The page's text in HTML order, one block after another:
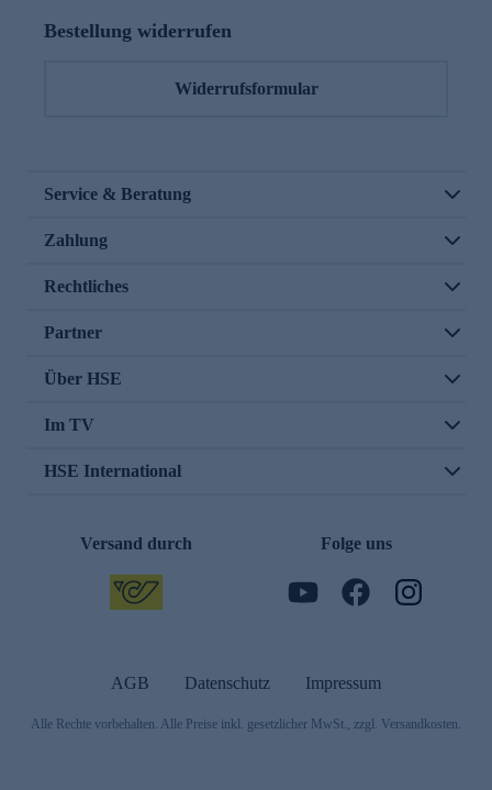
Bestellung widerrufen
Widerrufsformular
Service & Beratung
Zahlung
Rechtliches
Partner
Über HSE
Im TV
HSE International
Versand durch Folge uns
AGB Datenschutz Impressum
Alle Rechte vorbehalten. Alle Preise inkl. gesetzlicher MwSt., zzgl. Versandkosten.